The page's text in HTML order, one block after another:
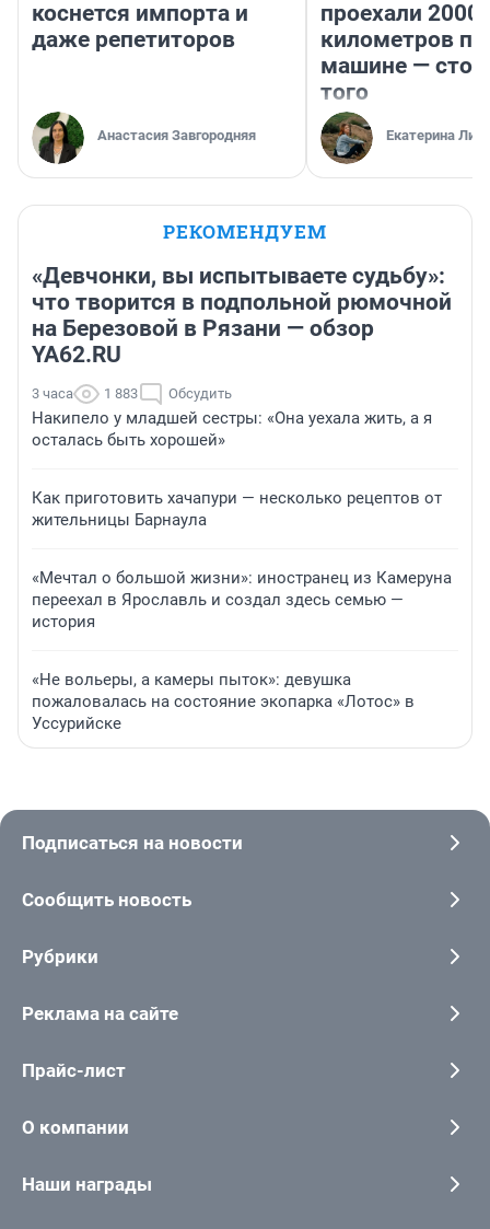
коснется импорта и
даже репетиторов
Анастасия Завгородняя
проехали 2000
километров по
машине —
того
Екатерина
РЕКОМЕНДУЕМ
«Девчонки, вы испытываете судьбу»:
что творится в подпольной рюмочной
на Березовой в Рязани — обзор
YA62.RU
3 часа 1 883 Обсудить
Накипело у младшей сестры: «Она уехала жить, а я
осталась быть хорошей»
Как приготовить хачапури — несколько рецептов от
жительницы Барнаула
«Мечтал о большой жизни»: иностранец из Камеруна
переехал в Ярославль и создал здесь семью —
история
«Не вольеры, а камеры пыток»: девушка
пожаловалась на состояние экопарка «Лотос» в
Уссурийске
Подписаться на новости
Сообщить новость
Рубрики
Реклама на сайте
Прайс-лист
О компании
Наши награды